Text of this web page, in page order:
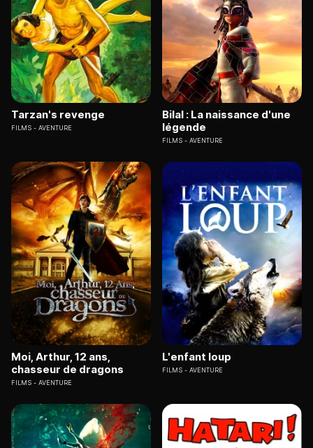
Tarzan's revenge
FILMS AVENTURE
Bilal : La naissance d'une
légende
FILMS AVENTURE
Moi, Arthur, 12 ans,
chasseur de dragons
FILMS AVENTURE
L'enfant loup
FILMS AVENTURE